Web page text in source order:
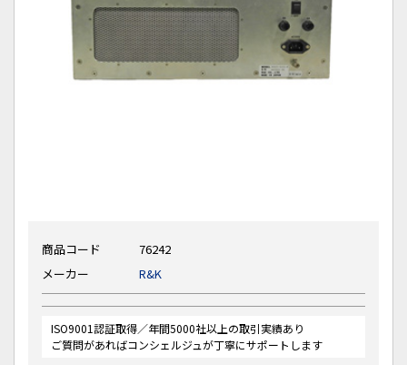
商品コード
76242
メーカー
R&K
ISO9001認証取得／年間5000社以上の取引実績あり
ご質問があればコンシェルジュが丁寧にサポートします